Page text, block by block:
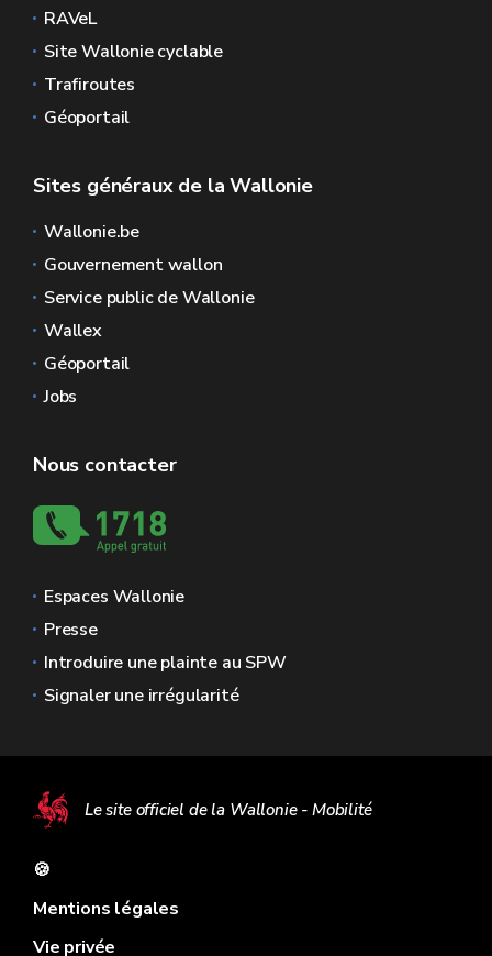
RAVeL
Site Wallonie cyclable
Trafiroutes
Géoportail
Sites généraux de la Wallonie
Wallonie.be
Gouvernement wallon
Service public de Wallonie
Wallex
Géoportail
Jobs
Nous contacter
Espaces Wallonie
Presse
Introduire une plainte au SPW
Signaler une irrégularité
Le site officiel de la Wallonie - Mobilité
🍪
Mentions légales
Vie privée